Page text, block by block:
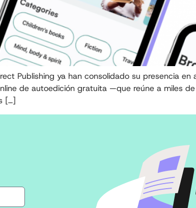
Publishing ya han consolidado su presencia en
de autoedición gratuita —que reúne a miles
[…]